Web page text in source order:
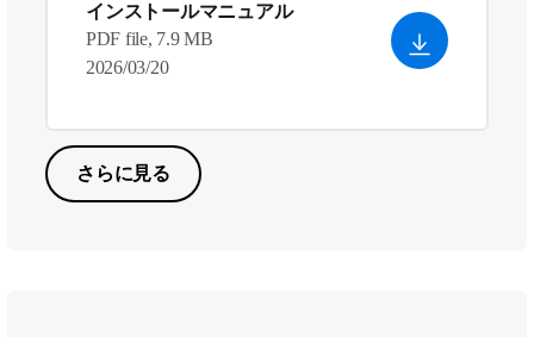
インストールマニュアル
PDF file, 7.9 MB
2026/03/20
さらに見る